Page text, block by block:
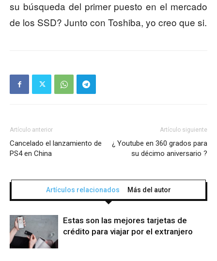
su búsqueda del primer puesto en el mercado
de los SSD? Junto con Toshiba, yo creo que si.
Artículo anterior
Cancelado el lanzamiento de
PS4 en China
Artículo siguiente
¿ Youtube en 360 grados para
su décimo aniversario ?
Artículos relacionados Más del autor
Estas son las mejores tarjetas de
crédito para viajar por el extranjero